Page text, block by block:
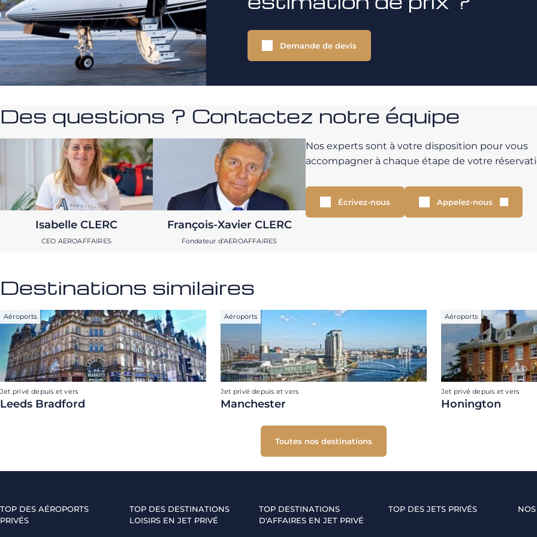
Demande de devis
Des questions ? Contactez notre équipe
Isabelle CLERC
CEO AEROAFFAIRES
François-Xavier CLERC
Fondateur d’AEROAFFAIRES
Nos experts sont à votre disposition pour vous
accompagner à chaque étape de votre
Écrivez-nous Appelez-nous
Destinations similaires
Aéroports
Jet privé depuis et vers
Leeds Bradford
Aéroports
Jet privé depuis et vers
Manchester
Aéroports
Jet privé depuis et vers
Honington
Toutes nos destinations
TOP DES AÉROPORTS
PRIVÉS
TOP DES DESTINATIONS
LOISIRS EN JET PRIVÉ
TOP DESTINATIONS
D'AFFAIRES EN JET PRIVÉ
TOP DES JETS PRIVÉS